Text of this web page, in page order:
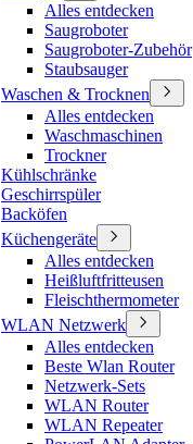
Alles entdecken
Saugroboter
Saugroboter-Zubehör
Staubsauger
Waschen & Trocknen
Alles entdecken
Waschmaschinen
Trockner
Kühlschränke
Geschirrspüler
Backöfen
Küchengeräte
Alles entdecken
Heißluftfritteusen
Fleischthermometer
WLAN Netzwerk
Alles entdecken
Beste Wlan Router
Netzwerk-Sets
WLAN Router
WLAN Repeater